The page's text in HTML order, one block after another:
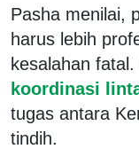
Pasha menilai,
harus lebih
kesalahan
koordinasi
tugas antara
tindih.